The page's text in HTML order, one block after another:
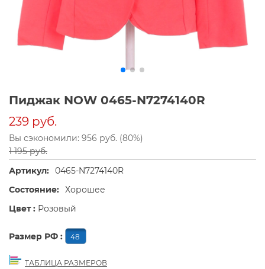
Пиджак NOW 0465-N7274140R
239 руб.
Вы сэкономили: 956 руб. (80%)
1 195 руб.
Артикул: 0465-N7274140R
Состояние: Хорошее
Цвет : Розовый
Размер РФ : 48
ТАБЛИЦА РАЗМЕРОВ